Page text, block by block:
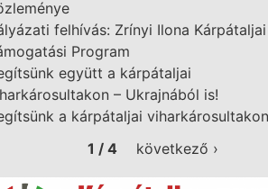
felhívás: Zrínyi Ilona Kárpátaljai
Program
együtt a kárpátaljai
– Ukrajnából is!
a kárpátaljai
1 / 4
következő ›